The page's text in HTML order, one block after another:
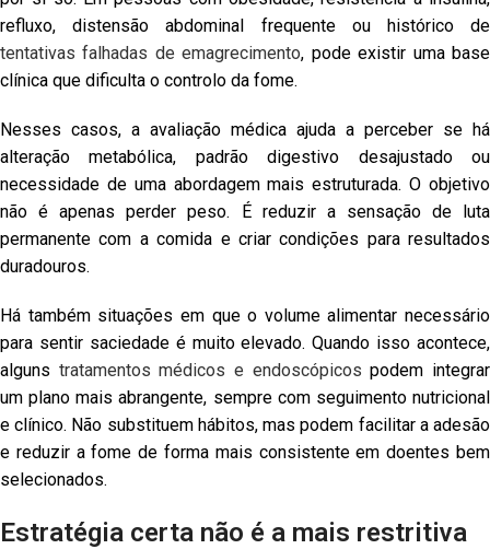
refluxo, distensão abdominal frequente ou histórico de
tentativas falhadas de emagrecimento, pode existir uma base
clínica que dificulta o controlo da fome.
Nesses casos, a avaliação médica ajuda a perceber se há
alteração metabólica, padrão digestivo desajustado ou
necessidade de uma abordagem mais estruturada. O objetivo
não é apenas perder peso. É reduzir a sensação de luta
permanente com a comida e criar condições para resultados
duradouros.
Há também situações em que o volume alimentar necessário
para sentir saciedade é muito elevado. Quando isso acontece,
alguns tratamentos médicos e endoscópicos podem integrar
um plano mais abrangente, sempre com seguimento nutricional
e clínico. Não substituem hábitos, mas podem facilitar a adesão
e reduzir a fome de forma mais consistente em doentes bem
selecionados.
Estratégia certa não é a mais restritiva